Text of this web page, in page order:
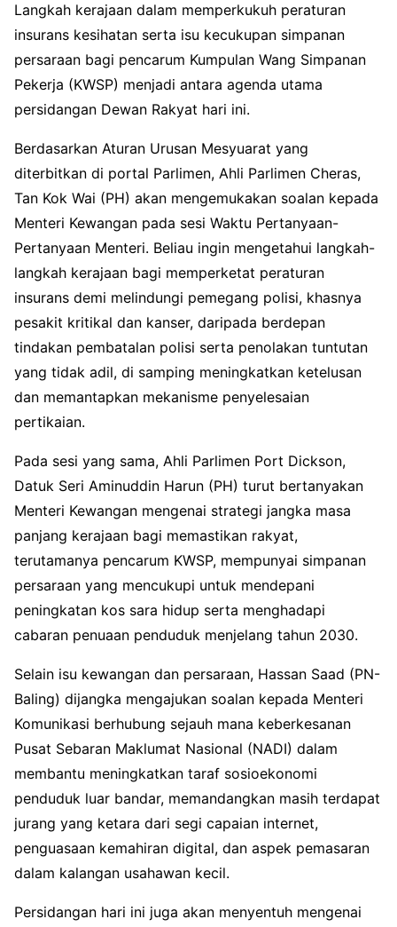
Langkah kerajaan dalam memperkukuh peraturan
insurans kesihatan serta isu kecukupan simpanan
persaraan bagi pencarum Kumpulan Wang Simpanan
Pekerja (KWSP) menjadi antara agenda utama
persidangan Dewan Rakyat hari ini.
Berdasarkan Aturan Urusan Mesyuarat yang
diterbitkan di portal Parlimen, Ahli Parlimen Cheras,
Tan Kok Wai (PH) akan mengemukakan soalan kepada
Menteri Kewangan pada sesi Waktu Pertanyaan-
Pertanyaan Menteri. Beliau ingin mengetahui langkah-
langkah kerajaan bagi memperketat peraturan
insurans demi melindungi pemegang polisi, khasnya
pesakit kritikal dan kanser, daripada berdepan
tindakan pembatalan polisi serta penolakan tuntutan
yang tidak adil, di samping meningkatkan ketelusan
dan memantapkan mekanisme penyelesaian
pertikaian.
Pada sesi yang sama, Ahli Parlimen Port Dickson,
Datuk Seri Aminuddin Harun (PH) turut bertanyakan
Menteri Kewangan mengenai strategi jangka masa
panjang kerajaan bagi memastikan rakyat,
terutamanya pencarum KWSP, mempunyai simpanan
persaraan yang mencukupi untuk mendepani
peningkatan kos sara hidup serta menghadapi
cabaran penuaan penduduk menjelang tahun 2030.
Selain isu kewangan dan persaraan, Hassan Saad (PN-
Baling) dijangka mengajukan soalan kepada Menteri
Komunikasi berhubung sejauh mana keberkesanan
Pusat Sebaran Maklumat Nasional (NADI) dalam
membantu meningkatkan taraf sosioekonomi
penduduk luar bandar, memandangkan masih terdapat
jurang yang ketara dari segi capaian internet,
penguasaan kemahiran digital, dan aspek pemasaran
dalam kalangan usahawan kecil.
Persidangan hari ini juga akan menyentuh mengenai